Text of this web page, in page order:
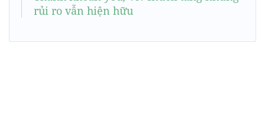
rủi ro vẫn hiện hữu